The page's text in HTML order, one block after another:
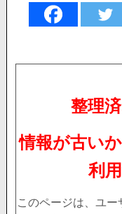
整理
情報が古い
利
このページは、ユ